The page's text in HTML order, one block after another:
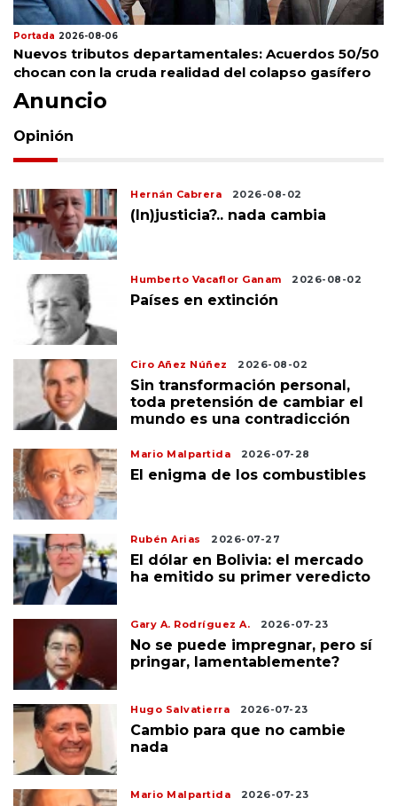
Portada 2026-08-06
Nuevos tributos departamentales: Acuerdos 50/50
chocan con la cruda realidad del colapso gasífero
Anuncio
Opinión
Hernán Cabrera 2026-08-02
(In)justicia?.. nada cambia
Humberto Vacaflor Ganam 2026-08-02
Países en extinción
Ciro Añez Núñez 2026-08-02
Sin transformación personal,
toda pretensión de cambiar el
mundo es una contradicción
Mario Malpartida 2026-07-28
El enigma de los combustibles
Rubén Arias 2026-07-27
El dólar en Bolivia: el mercado
ha emitido su primer veredicto
Gary A. Rodríguez A. 2026-07-23
No se puede impregnar, pero sí
pringar, lamentablemente?
Hugo Salvatierra 2026-07-23
Cambio para que no cambie
nada
Mario Malpartida 2026-07-23